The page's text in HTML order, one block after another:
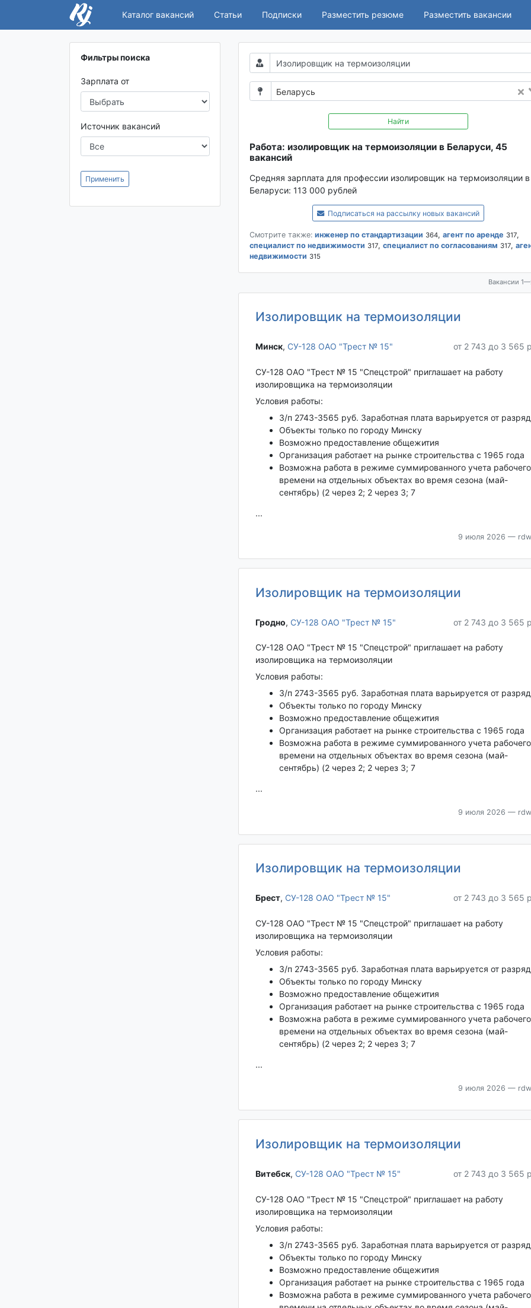
Каталог вакансий Статьи Подписки Разместить резюме Разместить вакансии
Фильтры поиска
Зарплата от
Источник вакансий
Применить
Беларусь
Найти
Работа: изолировщик на термоизоляции в Беларуси, 45
вакансий
Средняя зарплата для профессии изолировщик на термоизоляции в
Беларуси: 113 000 рублей
Подписаться на рассылку новых вакансий
Смотрите также: инженер по стандартизации 364, агент по аренде 317,
специалист по недвижимости 317, специалист по согласованиям 317,
недвижимости 315
Вакансии
Изолировщик на термоизоляции
Минск‎, СУ-128 ОАО "Трест № 15" от 2 743 до 3 565
СУ-128 ОАО "Трест № 15 "Спецстрой" приглашает на работу
изолировщика на термоизоляции
Условия работы:
З/п 2743-3565 руб. Заработная плата варьируется от
Объекты только по городу Минску
Возможно предоставление общежития
Организация работает на рынке строительства с 1965 года
Возможна работа в режиме суммированного учета рабочего
времени на отдельных объектах во время сезона (май-
сентябрь) (2 через 2; 2 через 3; 7
...
9 июля 2026 —
Изолировщик на термоизоляции
Гродно‎, СУ-128 ОАО "Трест № 15" от 2 743 до 3 565
СУ-128 ОАО "Трест № 15 "Спецстрой" приглашает на работу
изолировщика на термоизоляции
Условия работы:
З/п 2743-3565 руб. Заработная плата варьируется от
Объекты только по городу Минску
Возможно предоставление общежития
Организация работает на рынке строительства с 1965 года
Возможна работа в режиме суммированного учета рабочего
времени на отдельных объектах во время сезона (май-
сентябрь) (2 через 2; 2 через 3; 7
...
9 июля 2026 —
Изолировщик на термоизоляции
Брест‎, СУ-128 ОАО "Трест № 15" от 2 743 до 3 565
СУ-128 ОАО "Трест № 15 "Спецстрой" приглашает на работу
изолировщика на термоизоляции
Условия работы:
З/п 2743-3565 руб. Заработная плата варьируется от
Объекты только по городу Минску
Возможно предоставление общежития
Организация работает на рынке строительства с 1965 года
Возможна работа в режиме суммированного учета рабочего
времени на отдельных объектах во время сезона (май-
сентябрь) (2 через 2; 2 через 3; 7
...
9 июля 2026 —
Изолировщик на термоизоляции
Витебск‎, СУ-128 ОАО "Трест № 15" от 2 743 до 3 565
СУ-128 ОАО "Трест № 15 "Спецстрой" приглашает на работу
изолировщика на термоизоляции
Условия работы:
З/п 2743-3565 руб. Заработная плата варьируется от
Объекты только по городу Минску
Возможно предоставление общежития
Организация работает на рынке строительства с 1965 года
Возможна работа в режиме суммированного учета рабочего